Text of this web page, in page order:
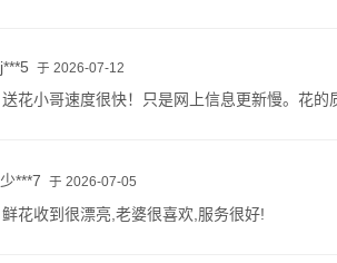
j***5 于 2026-07-12
送花小哥速度很快！只是网上信息更新慢。花的
少***7 于 2026-07-05
鲜花收到很漂亮,老婆很喜欢,服务很好!